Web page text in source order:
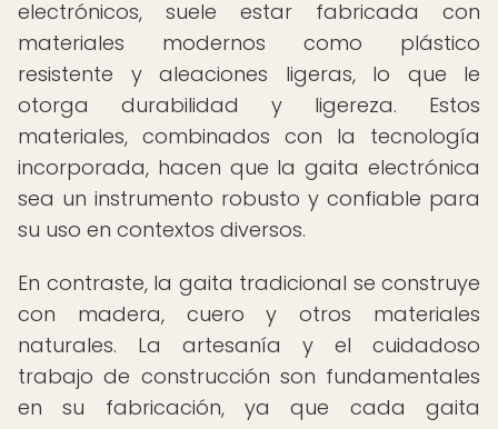
electrónicos, suele estar fabricada con
materiales modernos como plástico
resistente y aleaciones ligeras, lo que le
otorga durabilidad y ligereza. Estos
materiales, combinados con la tecnología
incorporada, hacen que la gaita electrónica
sea un instrumento robusto y confiable para
su uso en contextos diversos.
En contraste, la gaita tradicional se construye
con madera, cuero y otros materiales
naturales. La artesanía y el cuidadoso
trabajo de construcción son fundamentales
en su fabricación, ya que cada gaita